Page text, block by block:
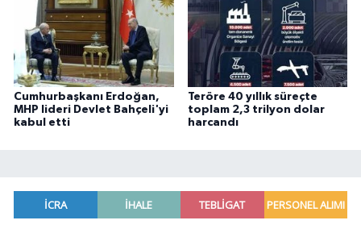
Cumhurbaşkanı Erdoğan,
MHP lideri Devlet Bahçeli'yi
kabul etti
Teröre 40 yıllık süreçte
toplam 2,3 trilyon dolar
harcandı